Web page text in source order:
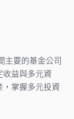
主要的基金公司
益與多元資
掌握多元投資